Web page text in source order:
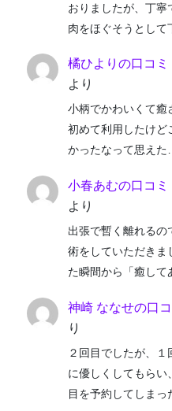
おりましたが、丁寧
肉をほぐそうとして
橘ひよりの口コミ
より
小柄でかわいくて癒
初めて利用したけど
かったなって思え
小春あむの口コミ
より
出張で暫く離れるの
術をしていただきま
た瞬間から「癒して
神崎 ななせの口コ
り
２回目でしたが、１
に優しくしてもらい
目を予約してしまっ